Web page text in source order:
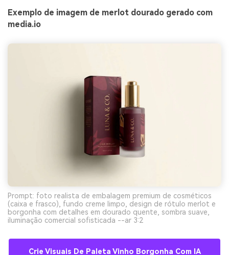
Exemplo de imagem de merlot dourado gerado com
media.io
Prompt: foto realista de embalagem premium de cosméticos
(caixa e frasco), fundo creme limpo, design de rótulo merlot e
borgonha com detalhes em dourado quente, sombra suave,
iluminação comercial sofisticada --ar 3:2
Crie Visuais De Paleta Vinho Borgonha Com IA